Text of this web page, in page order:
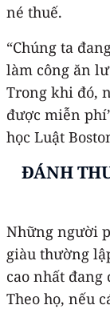
né thuế.
“Chúng ta
làm công ăn
Trong khi đó,
được miễn
học Luật
ĐÁNH
Những người
giàu thường
cao nhất đang
Theo họ, nếu